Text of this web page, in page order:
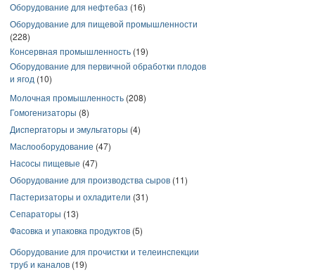
Оборудование для нефтебаз (16)
Оборудование для пищевой промышленности
(228)
Консервная промышленность (19)
Оборудование для первичной обработки плодов
и ягод (10)
Молочная промышленность (208)
Гомогенизаторы (8)
Диспергаторы и эмульгаторы (4)
Маслооборудование (47)
Насосы пищевые (47)
Оборудование для производства сыров (11)
Пастеризаторы и охладители (31)
Сепараторы (13)
Фасовка и упаковка продуктов (5)
Оборудование для прочистки и телеинспекции
труб и каналов (19)